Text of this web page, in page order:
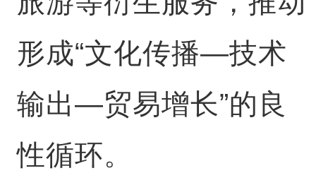
形成“文化传播—技术
输出—贸易增长”的良
性循环。